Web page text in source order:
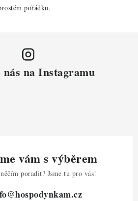
pořádku.
nás na Instagramu
vám s výběrem
poradit? Jsme tu pro vás!
@hospodynkam.cz